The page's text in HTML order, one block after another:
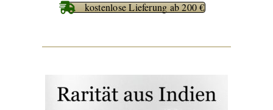
kostenlose Lieferung ab 200 €